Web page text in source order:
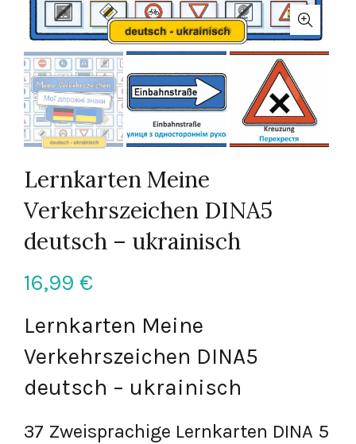
Lernkarten Meine
Verkehrszeichen DINA5
deutsch – ukrainisch
16,99 €
Lernkarten Meine
Verkehrszeichen DINA5
deutsch – ukrainisch
37 Zweisprachige Lernkarten DINA 5